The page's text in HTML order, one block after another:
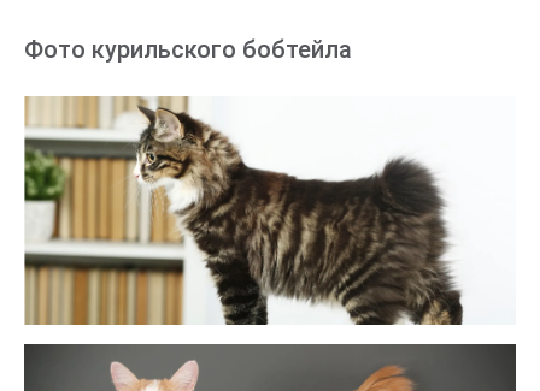
Фото курильского бобтейла